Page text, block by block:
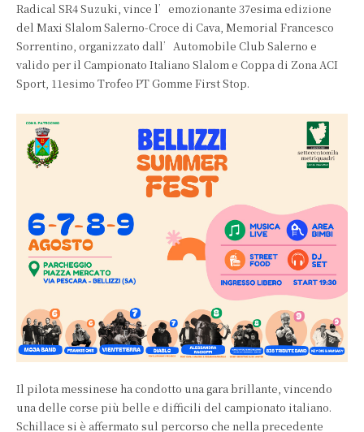
Radical SR4 Suzuki, vince l’emozionante 37esima edizione
del Maxi Slalom Salerno-Croce di Cava, Memorial Francesco
Sorrentino, organizzato dall’Automobile Club Salerno e
valido per il Campionato Italiano Slalom e Coppa di Zona ACI
Sport, 11esimo Trofeo PT Gomme First Stop.
Il pilota messinese ha condotto una gara brillante, vincendo
una delle corse più belle e difficili del campionato italiano.
Schillace si è affermato sul percorso che nella precedente